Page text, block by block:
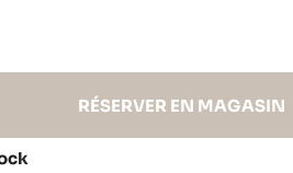
RÉSERVER EN MAGASIN